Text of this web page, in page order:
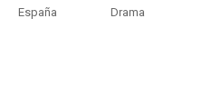
España Drama